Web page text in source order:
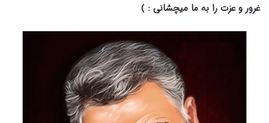
غرور و عزت را به ما میچشانی : )